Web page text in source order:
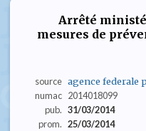
Arrêté
mesures de
source agence federale
numac 2014018099
pub. 31/03/2014
prom. 25/03/2014